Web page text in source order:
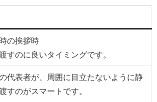
の挨拶時
すのに良いタイミングです。
代表者が、周囲に目立たないように静
すのがスマートです。